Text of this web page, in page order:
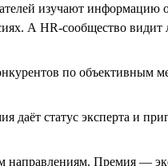
изучают информацию
А HR-сообщество
по объективным
даёт статус эксперта и
направлениям. Премия —